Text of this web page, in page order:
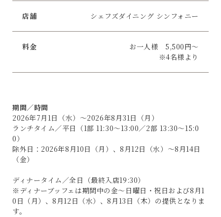
店舗 シェフズダイニング シンフォニー
料金
お一人様 5,500円～
※4名様より
期間／時間
2026年7月1日（水）～2026年8月31日（月）
ランチタイム／平日（1部 11:30～13:00／2部 13:30～15:0
0）
除外日：2026年8月10日（月）、8月12日（水）～8月14日
（金）
ディナータイム／全日（最終入店19:30）
※ディナーブッフェは期間中の金～日曜日・祝日および8月1
0日（月）、8月12日（水）、8月13日（木）の提供となりま
す。